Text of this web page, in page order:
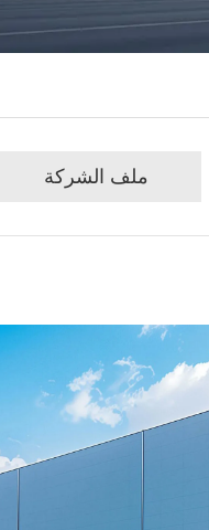
ملف الشركة